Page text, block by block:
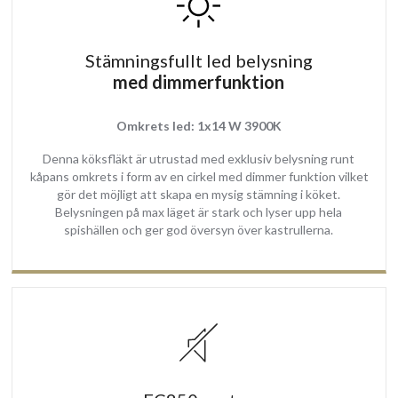
Tyst, effektiv och energi sparsam borstlös EC-motor
Kantsug med ‘venturi effekt’ erbjuder bästa matos upptagning
Stämningsfullt led belysning
med dimmerfunktion
Omkrets led: 1x14 W 3900K
Denna köksfläkt är utrustad med exklusiv belysning runt
kåpans omkrets i form av en cirkel med dimmer funktion vilket
gör det möjligt att skapa en mysig stämning i köket.
Belysningen på max läget är stark och lyser upp hela
spishällen och ger god översyn över kastrullerna.